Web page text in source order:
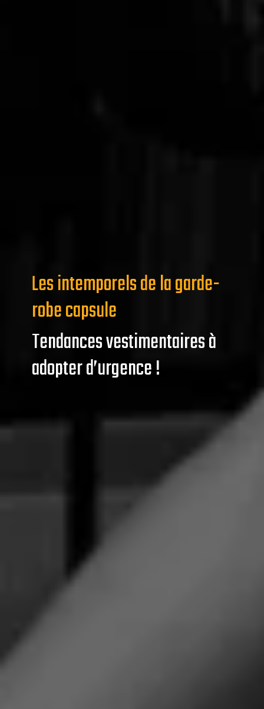
Les intemporels de la garde-
robe capsule
Tendances vestimentaires à
adopter d’urgence !